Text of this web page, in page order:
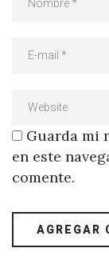
Guarda mi
en este
comente.